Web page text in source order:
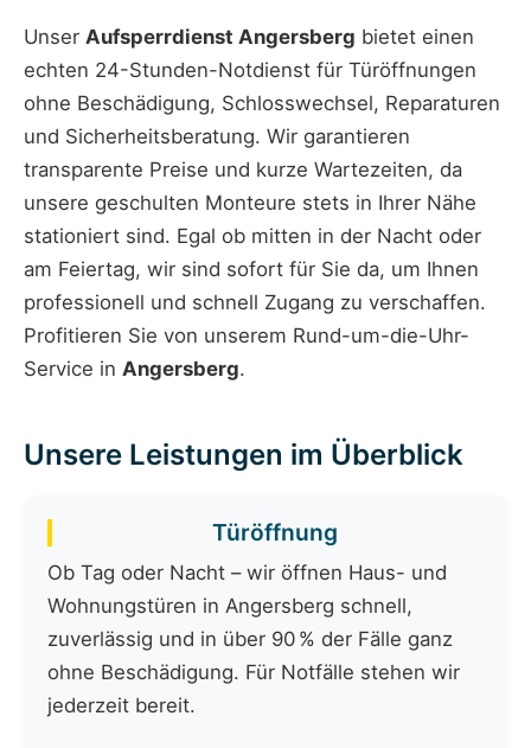
Unser Aufsperrdienst Angersberg bietet einen
echten 24-Stunden-Notdienst für Türöffnungen
ohne Beschädigung, Schlosswechsel, Reparaturen
und Sicherheitsberatung. Wir garantieren
transparente Preise und kurze Wartezeiten, da
unsere geschulten Monteure stets in Ihrer Nähe
stationiert sind. Egal ob mitten in der Nacht oder
am Feiertag, wir sind sofort für Sie da, um Ihnen
professionell und schnell Zugang zu verschaffen.
Profitieren Sie von unserem Rund-um-die-Uhr-
Service in Angersberg.
Unsere Leistungen im Überblick
Türöffnung
Ob Tag oder Nacht – wir öffnen Haus- und
Wohnungstüren in Angersberg schnell,
zuverlässig und in über 90 % der Fälle ganz
ohne Beschädigung. Für Notfälle stehen wir
jederzeit bereit.